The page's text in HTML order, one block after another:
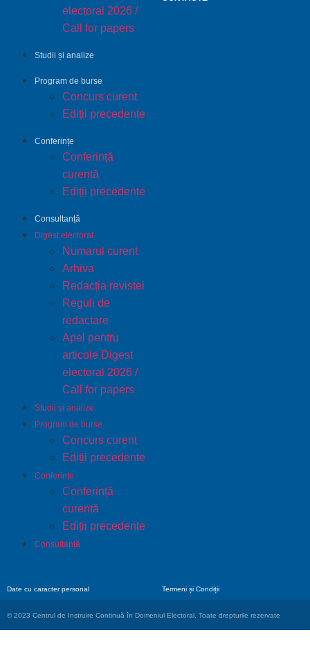
electoral 2026 /
Call for papers
Studii și analize
Program de burse
Concurs curent
Ediții precedente
Conferințe
Conferință
curentă
Ediții precedente
Consultanță
Digest electoral
Numarul curent
Arhiva
Redacția revistei
Reguli de
redactare
Apel pentru
articole Digest
electoral 2026 /
Call for papers
Studii și analize
Program de burse
Concurs curent
Ediții precedente
Conferințe
Conferință
curentă
Ediții precedente
Consultanță
Date cu caracter personal Termeni și Condiții
© 2023 Centrul de Instruire Continuă în Domeniul Electoral. Toate drepturile rezervate